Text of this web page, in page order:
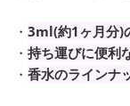
・ 3ml(約1ヶ月分)
・ 持ち運びに便利
・ 香水のラインナ